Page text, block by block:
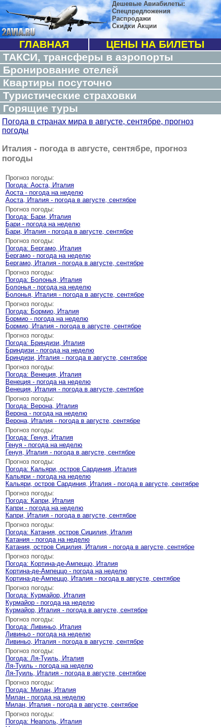
Дешевые Авиабилеты:
Спецпредложения
Распродажи
Скидки Акции
ГЛАВНАЯ
ЦЕНЫ НА БИЛЕТЫ
ТАКСИ, трансферы в аэропорты
Бронирование отелей
Квартиры посуточно
Туристические страховки
Горящие туры
Погода в странах мира в августе, сентябре, прогноз
погоды
Италия - погода в августе, сентябре, прогноз
погоды
Прогноз погоды:
Погода: Аоста, Италия
Аоста - погода на неделю
Аоста, Италия - погода в августе, сентябре
Прогноз погоды:
Погода: Бари, Италия
Бари - погода на неделю
Бари, Италия - погода в августе, сентябре
Прогноз погоды:
Погода: Бергамо, Италия
Бергамо - погода на неделю
Бергамо, Италия - погода в августе, сентябре
Прогноз погоды:
Погода: Болонья, Италия
Болонья - погода на неделю
Болонья, Италия - погода в августе, сентябре
Прогноз погоды:
Погода: Бормио, Италия
Бормио - погода на неделю
Бормио, Италия - погода в августе, сентябре
Прогноз погоды:
Погода: Бриндизи, Италия
Бриндизи - погода на неделю
Бриндизи, Италия - погода в августе, сентябре
Прогноз погоды:
Погода: Венеция, Италия
Венеция - погода на неделю
Венеция, Италия - погода в августе, сентябре
Прогноз погоды:
Погода: Верона, Италия
Верона - погода на неделю
Верона, Италия - погода в августе, сентябре
Прогноз погоды:
Погода: Генуя, Италия
Генуя - погода на неделю
Генуя, Италия - погода в августе, сентябре
Прогноз погоды:
Погода: Кальяри, остров Сардиния, Италия
Кальяри - погода на неделю
Кальяри, остров Сардиния, Италия - погода в августе, сентябре
Прогноз погоды:
Погода: Капри, Италия
Капри - погода на неделю
Капри, Италия - погода в августе, сентябре
Прогноз погоды:
Погода: Катания, остров Сицилия, Италия
Катания - погода на неделю
Катания, остров Сицилия, Италия - погода в августе, сентябре
Прогноз погоды:
Погода: Кортина-де-Ампеццо, Италия
Кортина-де-Ампеццо - погода на неделю
Кортина-де-Ампеццо, Италия - погода в августе, сентябре
Прогноз погоды:
Погода: Курмайор, Италия
Курмайор - погода на неделю
Курмайор, Италия - погода в августе, сентябре
Прогноз погоды:
Погода: Ливиньо, Италия
Ливиньо - погода на неделю
Ливиньо, Италия - погода в августе, сентябре
Прогноз погоды:
Погода: Ля-Туиль, Италия
Ля-Туиль - погода на неделю
Ля-Туиль, Италия - погода в августе, сентябре
Прогноз погоды:
Погода: Милан, Италия
Милан - погода на неделю
Милан, Италия - погода в августе, сентябре
Прогноз погоды:
Погода: Неаполь, Италия